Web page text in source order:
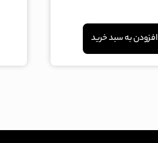
افزودن به سبد خرید